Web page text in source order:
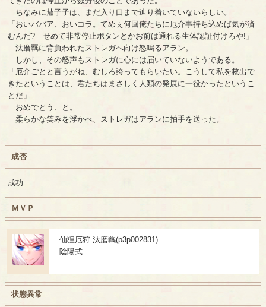
ちなみに茄子子は、まだ入り口まで辿り着いていないらしい。
「おいババア、おいコラ。てめぇ何回俺たちに厄介事持ち込めば気が済
むんだ? せめて非常停止ボタンとかお前は通れる生体認証付けろや!」
汰磨羈に背負われたストレガへ向け怒鳴るアラン。
しかし、その怒声もストレガに心には届いていないようである。
「厄介ごとと言うがね、むしろ誇ってもらいたい。こうして私を救出で
きたということは、君たちはまさしく人類の発展に一役かったというこ
とだ」
おめでとう、と。
柔らかな笑みを浮かべ、ストレガはアランに拍手を送った。
成否
成功
ＭＶＰ
仙狸厄狩 汰磨羈(p3p002831)
陰陽式
状態異常